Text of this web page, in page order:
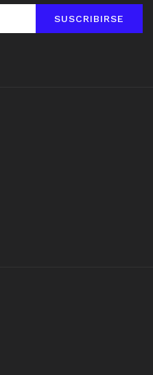
SUSCRIBIRSE